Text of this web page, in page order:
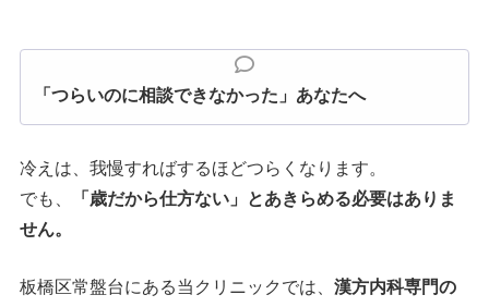
「つらいのに相談できなかった」あなたへ
冷えは、我慢すればするほどつらくなります。
でも、
「歳だから仕方ない」とあきらめる必要はありま
せん。
板橋区常盤台にある当クリニックでは、漢方内科専門の